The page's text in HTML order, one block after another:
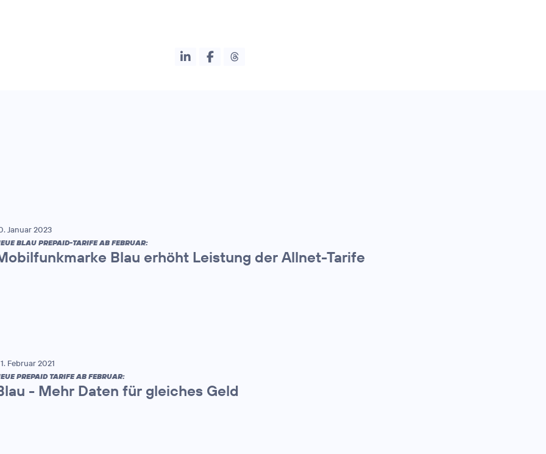
Januar 2023
BLAU PREPAID-TARIFE AB FEBRUAR:
Blau erhöht Leistung der Allnet-Tarife
Februar 2021
PREPAID TARIFE AB FEBRUAR:
- Mehr Daten für gleiches Geld